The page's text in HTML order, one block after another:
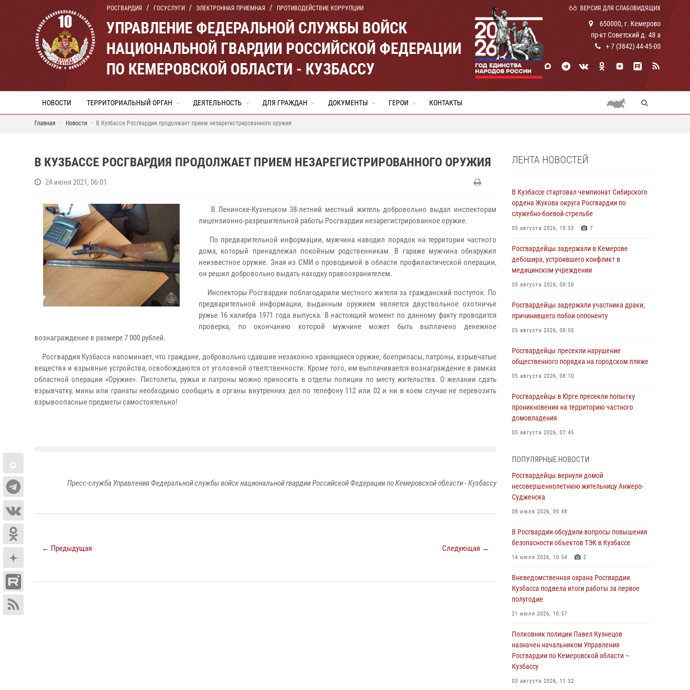
РОСГВАРДИЯ ГОСУСЛУГИ ЭЛЕКТРОННАЯ ПРИЕМНАЯ ПРОТИВОДЕЙСТВИЕ КОРРУПЦИИ ВЕРСИЯ ДЛЯ СЛАБОВИДЯЩИХ
УПРАВЛЕНИЕ ФЕДЕРАЛЬНОЙ СЛУЖБЫ ВОЙСК
НАЦИОНАЛЬНОЙ ГВАРДИИ РОССИЙСКОЙ ФЕДЕРАЦИИ
ПО КЕМЕРОВСКОЙ ОБЛАСТИ - КУЗБАССУ
650000, г. Кемерово
пр-кт Советский д. 48 а
+ 7 (3842) 44-45-00
НОВОСТИ ТЕРРИТОРИАЛЬНЫЙ ОРГАН ДЕЯТЕЛЬНОСТЬ ДЛЯ ГРАЖДАН ДОКУМЕНТЫ ГЕРОИ КОНТАКТЫ
Главная Новости В Кузбассе Росгвардия продолжает прием незарегистрированного оружия
В КУЗБАССЕ РОСГВАРДИЯ ПРОДОЛЖАЕТ ПРИЕМ НЕЗАРЕГИСТРИРОВАННОГО ОРУЖИЯ
24 июня 2021, 06:01
В Ленинске-Кузнецком 38-летний местный житель добровольно выдал инспекторам
лицензионно-разрешительной работы Росгвардии незарегистрированное оружие.
По предварительной информации, мужчина наводил порядок на территории частного
дома, который принадлежал покойным родственникам. В гараже мужчина обнаружил
неизвестное оружие. Зная из СМИ о проводимой в области профилактической операции,
он решил добровольно выдать находку правоохранителем.
Инспекторы Росгвардии поблагодарили местного жителя за гражданский поступок. По
предварительной информации, выданным оружием является двуствольное охотничье
ружье 16 калибра 1971 года выпуска. В настоящий момент по данному факту проводится
проверка, по окончанию которой мужчине может быть выплачено денежное
вознаграждение в размере 7 000 рублей.
Росгвардия Кузбасса напоминает, что граждане, добровольно сдавшие незаконно хранящиеся оружие, боеприпасы, патроны, взрывчатые
вещества и взрывные устройства, освобождаются от уголовной ответственности. Кроме того, им выплачивается вознаграждение в рамках
областной операции «Оружие». Пистолеты, ружья и патроны можно приносить в отделы полиции по месту жительства. О желании сдать
взрывчатку, мины или гранаты необходимо сообщить в органы внутренних дел по телефону 112 или 02 и ни в коем случае не перевозить
взрывоопасные предметы самостоятельно!
Пресс-служба Управления Федеральной службы войск национальной гвардии Российской Федерации по Кемеровской области - Кузбассу
← Предыдущая Следующая →
ЛЕНТА НОВОСТЕЙ
В Кузбассе стартовал чемпионат Сибирского
ордена Жукова округа Росгвардии по
служебно-боевой стрельбе
05 августа 2026, 10:53 7
Росгвардейцы задержали в Кемерове
дебошира, устроившего конфликт в
медицинском учреждении
05 августа 2026, 09:30
Росгвардейцы задержали участника драки,
причинившего побои оппоненту
05 августа 2026, 08:50
Росгвардейцы пресекли нарушение
общественного порядка на городском пляже
05 августа 2026, 08:10
Росгвардейцы в Юрге пресекли попытку
проникновения на территорию частного
домовладения
05 августа 2026, 07:45
бронзу чемпионата России по парашютно-
атлетическому многоборью
04 августа 2026, 10:48 2
Кузбассовцы высоко оценили качество
подразделениями ЛРР Росгвардии
04 августа 2026, 09:42
юных путешественников из Новокузнецка
04 августа 2026, 08:42
Росгвардейцы задержали нарушителя
кемеровской гостинице
04 августа 2026, 07:41
Кемеровские росгвардейцы пресекли
попытку хищения товара путем подмены
ПОПУЛЯРНЫЕ НОВОСТИ
Росгвардейцы вернули домой
несовершеннолетнюю жительницу Анжеро-
Судженска
08 июля 2026, 09:48
В Росгвардии обсудили вопросы повышения
безопасности объектов ТЭК в Кузбассе
14 июля 2026, 10:54 2
Вневедомственная охрана Росгвардии
Кузбасса подвела итоги работы за первое
полугодие
21 июля 2026, 10:57
Полковник полиции Павел Кузнецов
назначен начальником Управления
Росгвардии по Кемеровской области –
Кузбассу
03 августа 2026, 11:32